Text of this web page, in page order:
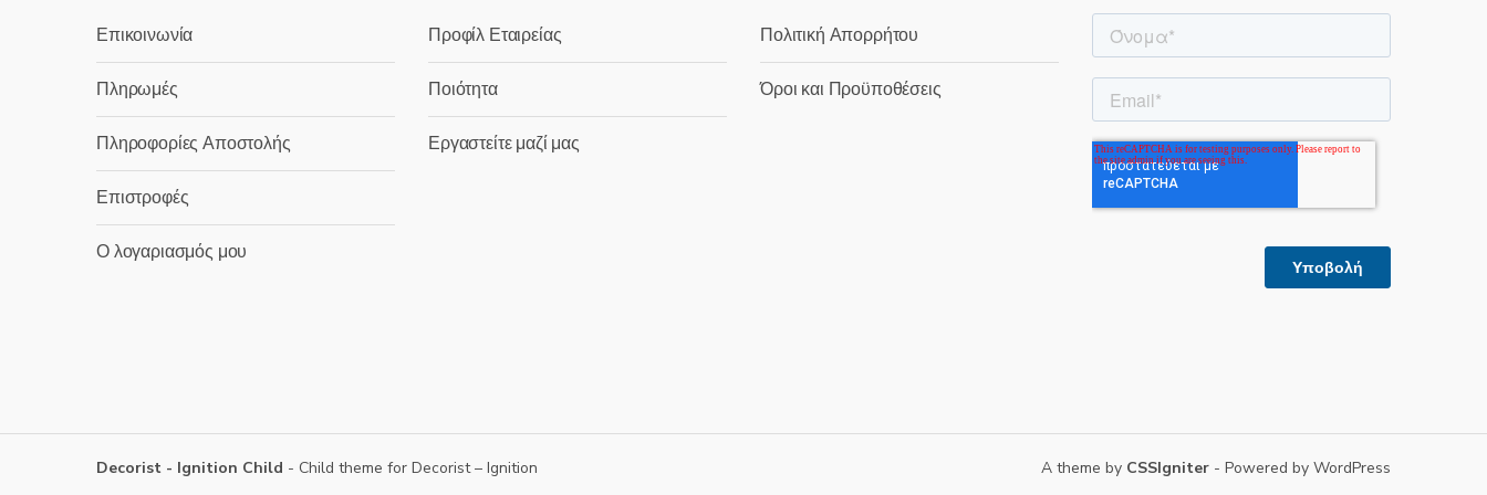
Επικοινωνία
Πληρωμές
Πληροφορίες Αποστολής
Επιστροφές
Ο λογαριασμός μου
Προφίλ Εταιρείας
Ποιότητα
Εργαστείτε μαζί μας
Πολιτική Απορρήτου
Όροι και Προϋποθέσεις
Decorist - Ignition Child - Child theme for Decorist – Ignition A theme by CSSIgniter - Powered by WordPress